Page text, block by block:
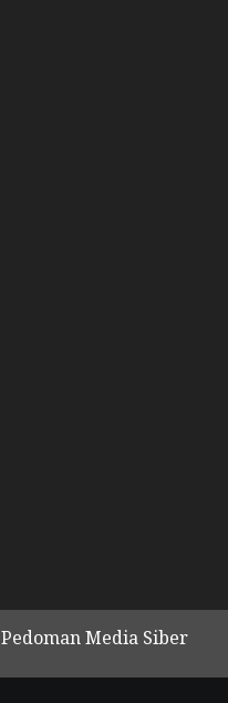
Pedoman Media Siber